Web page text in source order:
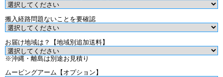
搬入経路問題ないことを要確認
お届け地域は？【地域別追加送料】
※沖縄・離島は別途お見積り
ムービングアーム【オプション】